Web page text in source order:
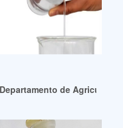
– Quora
Departamento de Agricultura